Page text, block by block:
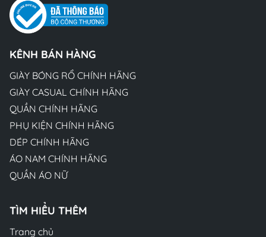
KÊNH BÁN HÀNG
GIÀY BÓNG RỔ CHÍNH HÃNG
GIÀY CASUAL CHÍNH HÃNG
QUẦN CHÍNH HÃNG
PHỤ KIỆN CHÍNH HÃNG
DÉP CHÍNH HÃNG
ÁO NAM CHÍNH HÃNG
QUẦN ÁO NỮ
TÌM HIỂU THÊM
Trang chủ